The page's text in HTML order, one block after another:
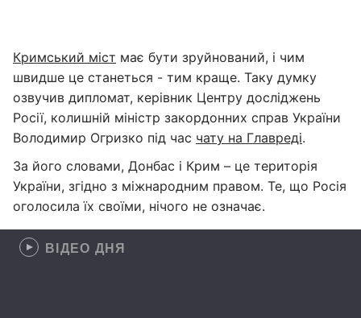
Кримський міст має бути зруйнований, і чим
швидше це станеться - тим краще. Таку думку
озвучив дипломат, керівник Центру досліджень
Росії, колишній міністр закордонних справ України
Володимир Огризко під час чату на Главреді.
За його словами, Донбас і Крим – це територія
України, згідно з міжнародним правом. Те, що Росія
оголосила їх своїми, нічого не означає.
ВІДЕО ДНЯ